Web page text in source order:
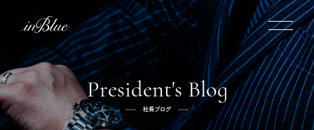
inBlueについて
President's Blog
社長ブログ